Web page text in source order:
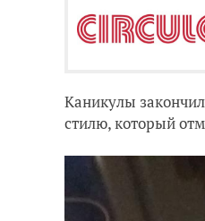
Каникулы
стилю, который